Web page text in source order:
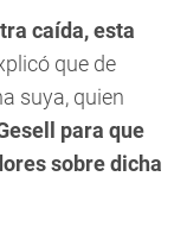
caída, esta
que de
suya, quien
para que
sobre dicha